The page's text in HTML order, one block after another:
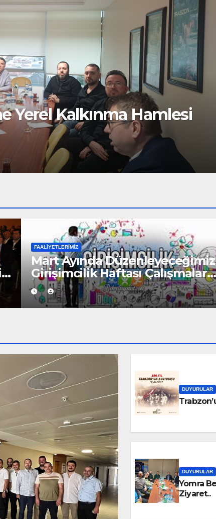
Başkanı
FAALIYETLERIMIZ
Trabzon Sanayici ve
Derneği Trabzon basını ile
araya geldiği toplantıda
bir değerlendirme tablosunu
da gözler önüne serdi
DUYURULAR
DUYURULAR
Yomra
Ziyaret..